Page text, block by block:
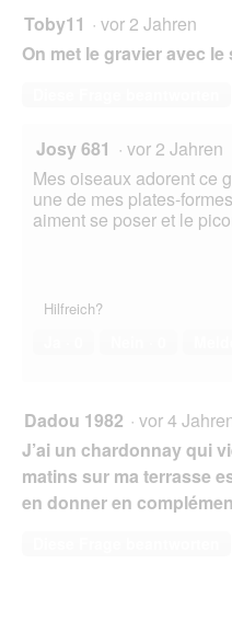
Toby11 · vor 2 Jahren
On met le gravier avec le
Josy 681 · vor 2 Jahren
Mes oiseaux adorent ce
une de mes plates-
aiment se poser et le
Hilfreich?
Dadou 1982 · vor 4
J’ai un chardonnay qui
matins sur ma terrasse
en donner en